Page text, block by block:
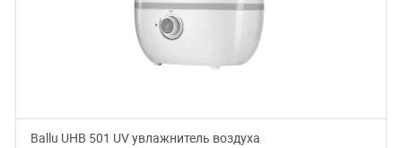
Ballu UHB 501 UV увлажнитель воздуха